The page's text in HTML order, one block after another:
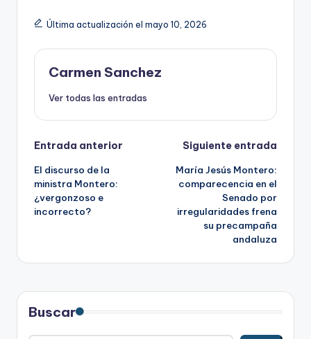
Última actualización el mayo 10, 2026
Carmen Sanchez
Ver todas las entradas
Navegación
de
entradas
Entrada anterior
El discurso de la
ministra Montero:
¿vergonzoso e
incorrecto?
Siguiente entrada
María Jesús Montero:
comparecencia en el
Senado por
irregularidades frena
su precampaña
andaluza
Buscar